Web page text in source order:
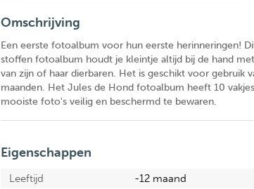
Omschrijving
Een eerste fotoalbum voor hun eerste herinneringen!
stoffen fotoalbum houdt je kleintje altijd bij de hand
van zijn of haar dierbaren. Het is geschikt voor gebruik
maanden. Het Jules de Hond fotoalbum heeft 10
mooiste foto's veilig en beschermd te bewaren.
Eigenschappen
Leeftijd -12 maand